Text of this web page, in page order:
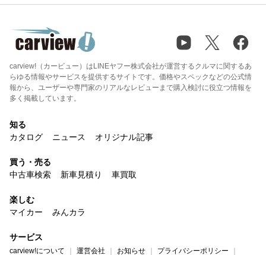
carview!（カービュー）はLINEヤフー株式会社が運営するクルマに関するあ
らゆる情報やサービスを提供するサイトです。価格やスペックなどの公式情
報から、ユーザーや専門家のリアルなレビューまで購入検討に役立つ情報を
多く掲載しています。
知る
カタログ
ニュース オリジナル記事
買う・売る
中古車検索
新車見積り 車買取
楽しむ
マイカー
みんカラ
サービス
carview!について 運営会社 お知らせ プライバシーポリシー